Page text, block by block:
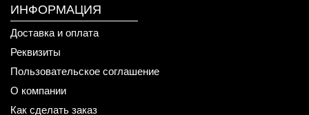
ИНФОРМАЦИЯ
Доставка и оплата
Реквизиты
Пользовательское соглашение
О компании
Как сделать заказ